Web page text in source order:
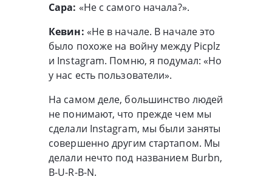
Сара: «Не с самого начала?».
Кевин: «Не в начале. В начале это
было похоже на войну между Picplz
и Instagram. Помню, я подумал: «Но
у нас есть пользователи».
На самом деле, большинство людей
не понимают, что прежде чем мы
сделали Instagram, мы были заняты
совершенно другим стартапом. Мы
делали нечто под названием Burbn,
B-U-R-B-N.